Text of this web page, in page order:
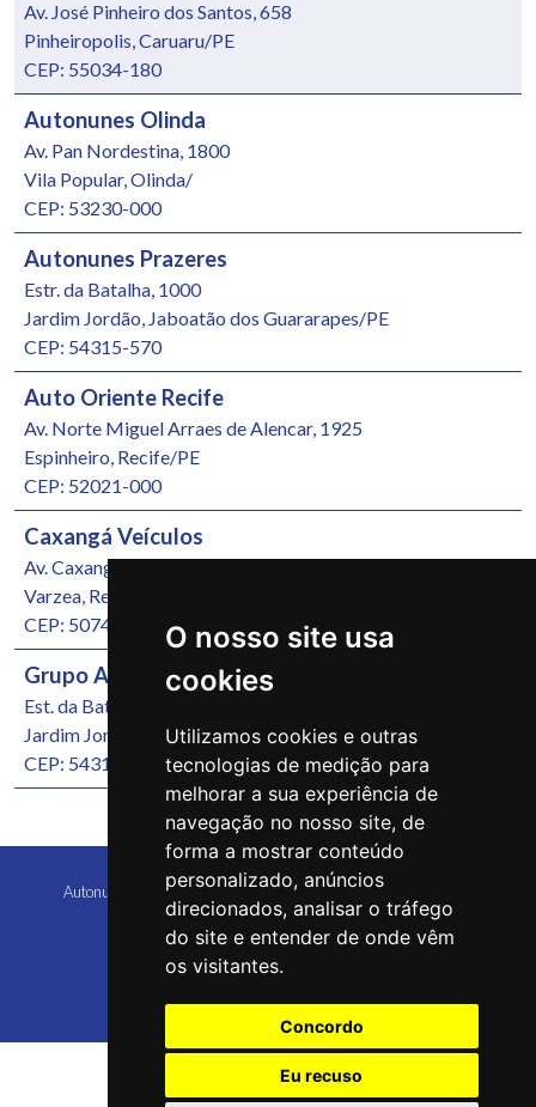
O nosso site usa
cookies
Utilizamos cookies e outras
tecnologias de medição para
melhorar a sua experiência de
navegação no nosso site, de
forma a mostrar conteúdo
personalizado, anúncios
direcionados, analisar o tráfego
do site e entender de onde vêm
os visitantes.
Concordo
Eu recuso
Av. José Pinheiro dos Santos, 658
Pinheiropolis, Caruaru/PE
CEP: 55034-180
Autonunes Olinda
Av. Pan Nordestina, 1800
Vila Popular, Olinda/
CEP: 53230-000
Autonunes Prazeres
Estr. da Batalha, 1000
Jardim Jordão, Jaboatão dos Guararapes/PE
CEP: 54315-570
Auto Oriente Recife
Av. Norte Miguel Arraes de Alencar, 1925
Espinheiro, Recife/PE
CEP: 52021-000
Caxangá Veículos
Av. Caxangá, 4251
Varzea, Recife/PE
CEP: 50740-000
Grupo Autonunes Seminovos
Est. da Batalha, 1000
Jardim Jordão, Jaboatão dos Guararapes/PE
CEP: 54315-570
Autonunes Caruaru Copyright 2026 Todos os direitos reservados